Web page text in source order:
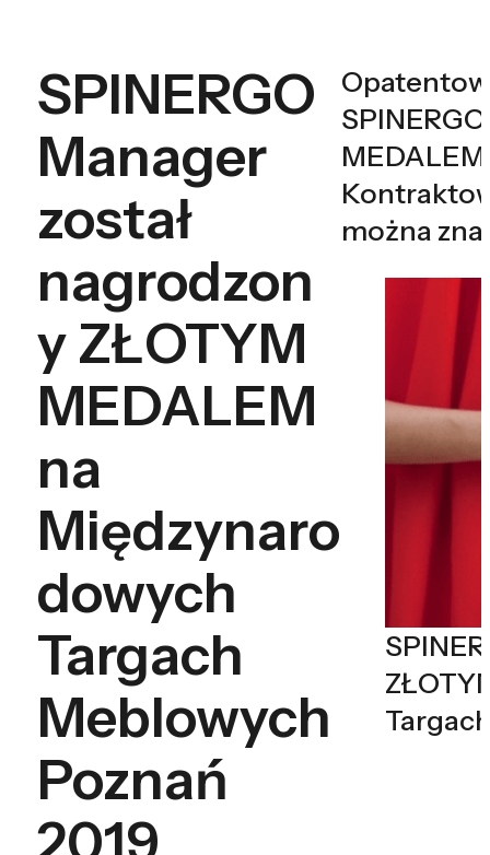
SPINERGO
Manager
został
nagrodzon
y ZŁOTYM
MEDALEM
na
Międzynaro
dowych
Targach
Meblowych
Poznań
można